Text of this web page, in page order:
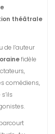
théâtrale
de l’auteur
fidèle
comédiens,